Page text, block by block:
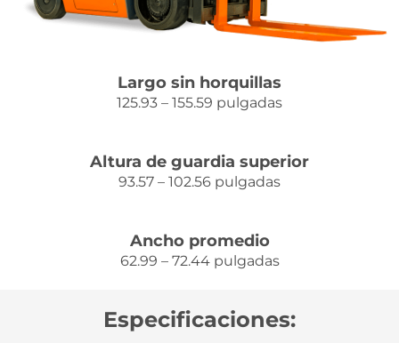
Largo sin horquillas
125.93 – 155.59 pulgadas
Altura de guardia superior
93.57 – 102.56 pulgadas
Ancho promedio
62.99 – 72.44 pulgadas
Especificaciones: